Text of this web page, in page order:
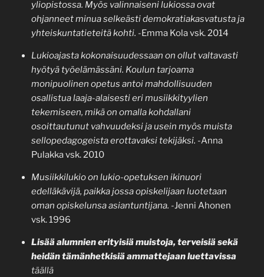
yliopistossa. Myös valinnaiseni lukiossa ovat
ohjanneet minua selkeästi demokratiakasvatusta ja
yhteiskuntatieteitä kohti. -Emma Kola vsk. 2014
Lukioajasta kokonaisuudessaan on ollut valtavasti
hyötyä työelämässäni. Koulun tarjoama
monipuolinen opetus antoi mahdollisuuden
osallistua laaja-alaisesti eri musiikkityylien
tekemiseen, mikä on omalla kohdallani
osoittautunut vahvuudeksi ja usein myös muista
sellopedagogeista erottavaksi tekijäksi. -Anna
Pulakka vsk. 2010
Musiikkilukio on lukio-opetuksen ikinuori
edelläkävijä, paikka jossa opiskelijaan luotetaan
oman opiskelunsa asiantuntijana. -Jenni Ahonen
vsk. 1996
Lisää alumnien erityisiä muistoja, terveisiä sekä
heidän tämänhetkisiä ammattejaan luettavissa
täällä